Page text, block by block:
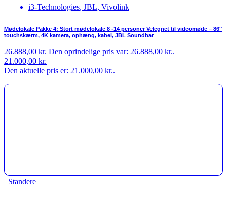
i3-Technologies, JBL, Vivolink
Mødelokale Pakke 4: Stort mødelokale 8 -14 personer Velegnet til videomøde – 86″
touchskærm, 4K kamera, ophæng, kabel, JBL Soundbar
26.888,00kr. Den oprindelige pris var: 26.888,00 kr..
21.000,00 kr.
Den aktuelle pris er: 21.000,00 kr..
Standere